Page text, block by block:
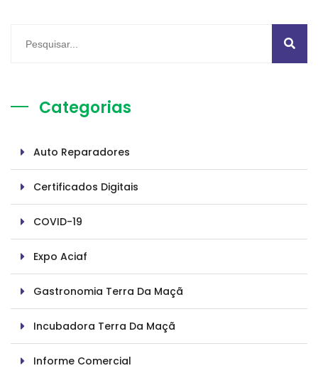
Categorias
Auto Reparadores
Certificados Digitais
COVID-19
Expo Aciaf
Gastronomia Terra Da Maçã
Incubadora Terra Da Maçã
Informe Comercial